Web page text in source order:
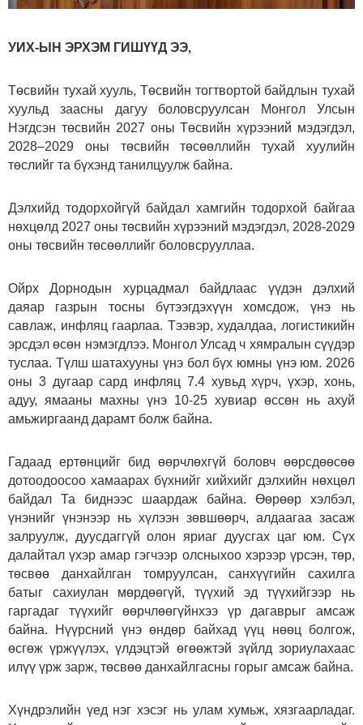
УИХ-ЫН ЭРХЭМ ГИШҮҮД ЭЭ,
Төсвийн тухай хууль, Төсвийн тогтвортой байдлын тухай
хуульд заасны дагуу боловсруулсан Монгол Улсын
Нэгдсэн төсвийн 2027 оны Төсвийн хүрээний мэдэгдэл,
2028–2029 оны төсвийн төсөөллийн тухай хуулийн
төслийг та бүхэнд танилцуулж байна.
Дэлхийд тодорхойгүй байдал хамгийн тодорхой байгаа
нөхцөлд 2027 оны төсвийн хүрээний мэдэгдэл, 2028-2029
оны төсвийн төсөөллийг боловсрууллаа.
Ойрх Дорнодын хурцадмал байдлаас үүдэн дэлхий
даяар газрын тосны бүтээгдэхүүн хомсдож, үнэ нь
савлаж, инфляц гаарлаа. Тээвэр, худалдаа, логистикийн
эрсдэл өсөн нэмэгдлээ. Монгол Улсад ч хямралын сүүдэр
туслаа. Түлш шатахууны үнэ бол бүх юмны үнэ юм. 2026
оны 3 дугаар сард инфляц 7.4 хувьд хүрч, үхэр, хонь,
адуу, ямааны махны үнэ 10-25 хувиар өссөн нь ахуй
амьжиргаанд дарамт болж байна.
Гадаад ертөнцийг бид өөрчлөхгүй боловч өөрсдөөсөө
дотоодоосоо хамаарах бүхнийг хийхийг дэлхийн нөхцөл
байдал Та биднээс шаардаж байна. Өөрөөр хэлбэл,
үнэнийг үнэнээр нь хүлээн зөвшөөрч, алдаагаа засаж
залруулж, дуусдаггүй олон яриаг дуусгах цаг юм. Сүх
далайтал үхэр амар гэгчээр олсныхоо хэрээр үрсэн, төр,
төсвөө данхайлган томруулсан, санхүүгийн сахилга
батыг сахиулан мөрдөөгүй, түүхий эд түүхийгээр нь
гаргадаг түүхийг өөрчлөөгүйнхээ үр дагаврыг амсаж
байна. Нүүрсний үнэ өндөр байхад үүц нөөц болгож,
өсгөж үржүүлэх, үлдэцтэй өгөөжтэй зүйлд зориулахаас
илүү үрж зарж, төсвөө данхайлгасны горыг амсаж байна.
Хүндрэлийн үед нэг хэсэг нь улам хумьж, хязгаарладаг.